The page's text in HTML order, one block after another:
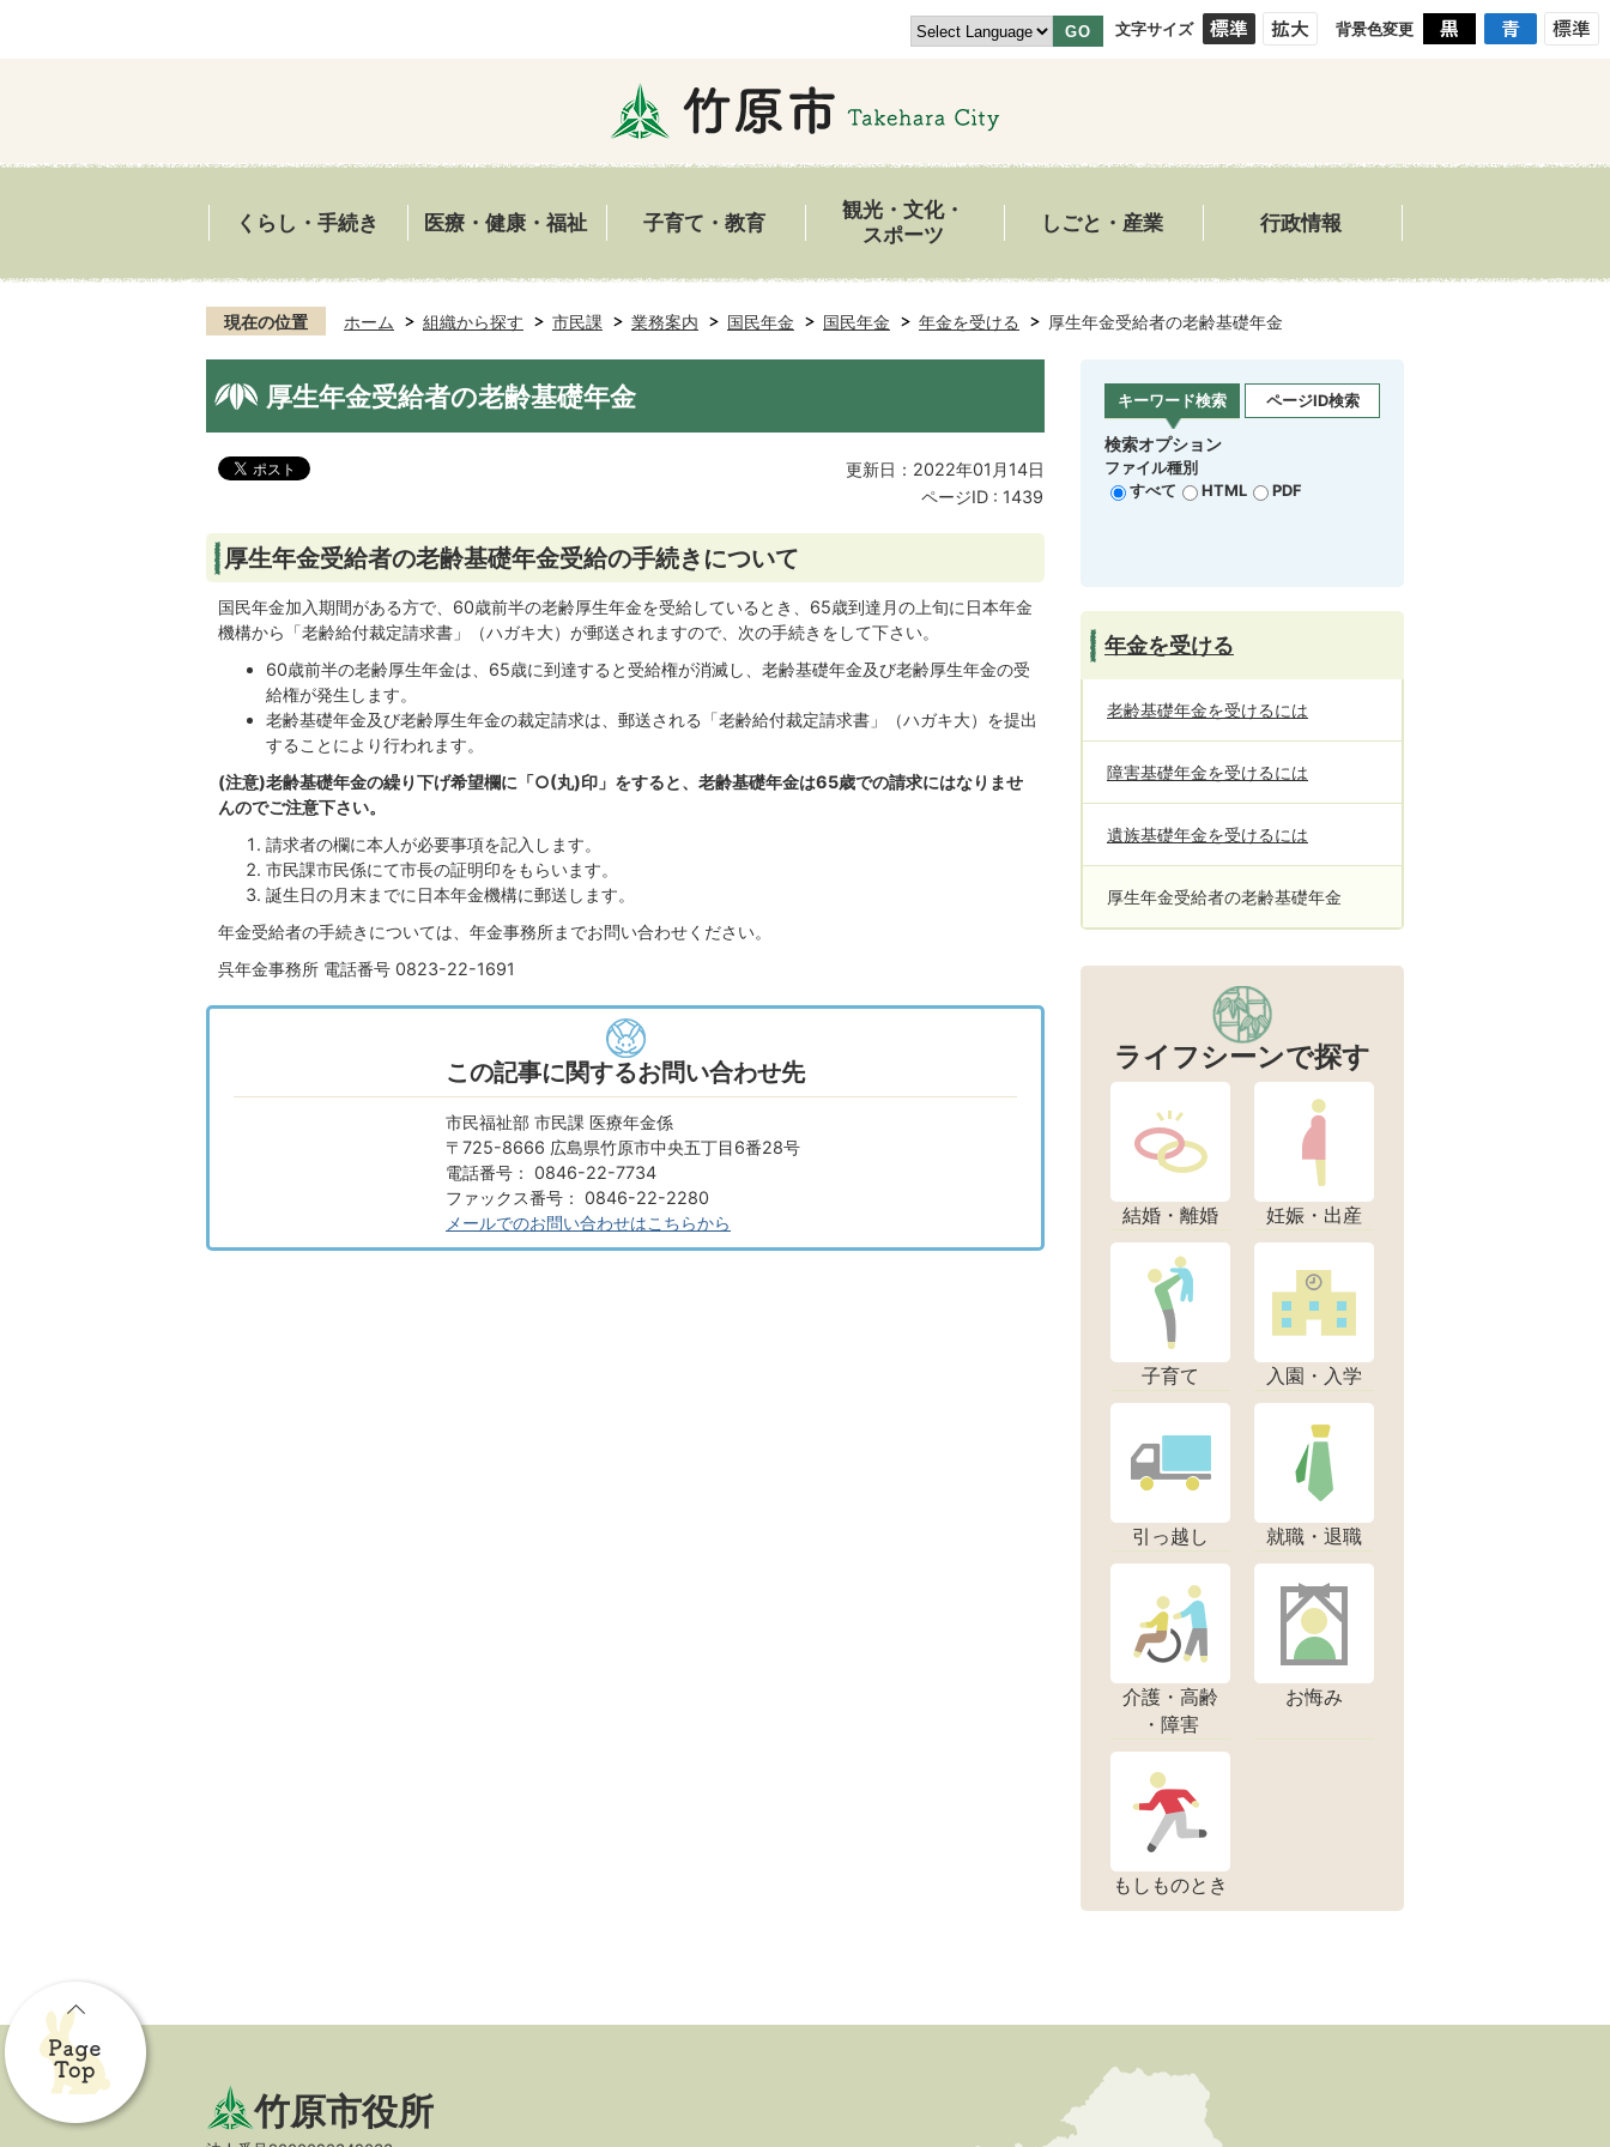
GO 文字サイズ 背景色変更
くらし・手続き 医療・健康・福祉 子育て・教育
観光・文化・
スポーツ
しごと・産業 行政情報
現在の位置 ホーム 組織から探す 市民課 業務案内 国民年金 国民年金 年金を受ける 厚生年金受給者の老齢基礎年金
厚生年金受給者の老齢基礎年金
更新日：2022年01月14日
ページID : 1439
厚生年金受給者の老齢基礎年金受給の手続きについて
国民年金加入期間がある方で、60歳前半の老齢厚生年金を受給しているとき、65歳到達月の上旬に日本年金
機構から「老齢給付裁定請求書」（ハガキ大）が郵送されますので、次の手続きをして下さい。
60歳前半の老齢厚生年金は、65歳に到達すると受給権が消滅し、老齢基礎年金及び老齢厚生年金の受
給権が発生します。
老齢基礎年金及び老齢厚生年金の裁定請求は、郵送される「老齢給付裁定請求書」（ハガキ大）を提出
することにより行われます。
(注意)老齢基礎年金の繰り下げ希望欄に「○(丸)印」をすると、老齢基礎年金は65歳での請求にはなりませ
んのでご注意下さい。
請求者の欄に本人が必要事項を記入します。
市民課市民係にて市長の証明印をもらいます。
誕生日の月末までに日本年金機構に郵送します。
年金受給者の手続きについては、年金事務所までお問い合わせください。
呉年金事務所 電話番号 0823-22-1691
この記事に関するお問い合わせ先
市民福祉部 市民課 医療年金係
〒725-8666 広島県竹原市中央五丁目6番28号
電話番号： 0846-22-7734
ファックス番号： 0846-22-2280
メールでのお問い合わせはこちらから
キーワード検索 ページID検索
検索オプション
ファイル種別
すべて
HTML PDF
年金を受ける
老齢基礎年金を受けるには
障害基礎年金を受けるには
遺族基礎年金を受けるには
厚生年金受給者の老齢基礎年金
ライフシーンで探す
結婚・離婚 妊娠・出産
子育て 入園・入学
引っ越し 就職・退職
介護・高齢
・障害
お悔み
もしものとき
竹原市役所